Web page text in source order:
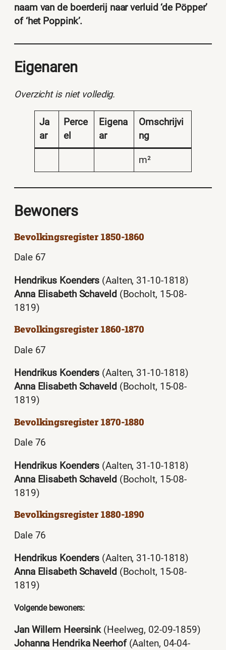
naam van de boerderij naar verluid ‘de Pöpper’
of ‘het Poppink’.
Eigenaren
Overzicht is niet volledig.
Ja
ar
Perce
el
Eigena
ar
Omschrijvi
ng
m²
Bewoners
Bevolkingsregister 1850-1860
Dale 67
Hendrikus Koenders (Aalten, 31-10-1818)
Anna Elisabeth Schaveld (Bocholt, 15-08-
1819)
Bevolkingsregister 1860-1870
Dale 67
Hendrikus Koenders (Aalten, 31-10-1818)
Anna Elisabeth Schaveld (Bocholt, 15-08-
1819)
Bevolkingsregister 1870-1880
Dale 76
Hendrikus Koenders (Aalten, 31-10-1818)
Anna Elisabeth Schaveld (Bocholt, 15-08-
1819)
Bevolkingsregister 1880-1890
Dale 76
Hendrikus Koenders (Aalten, 31-10-1818)
Anna Elisabeth Schaveld (Bocholt, 15-08-
1819)
Volgende bewoners:
Jan Willem Heersink(Heelweg, 02-09-1859)
Johanna Hendrika Neerhof(Aalten, 04-04-